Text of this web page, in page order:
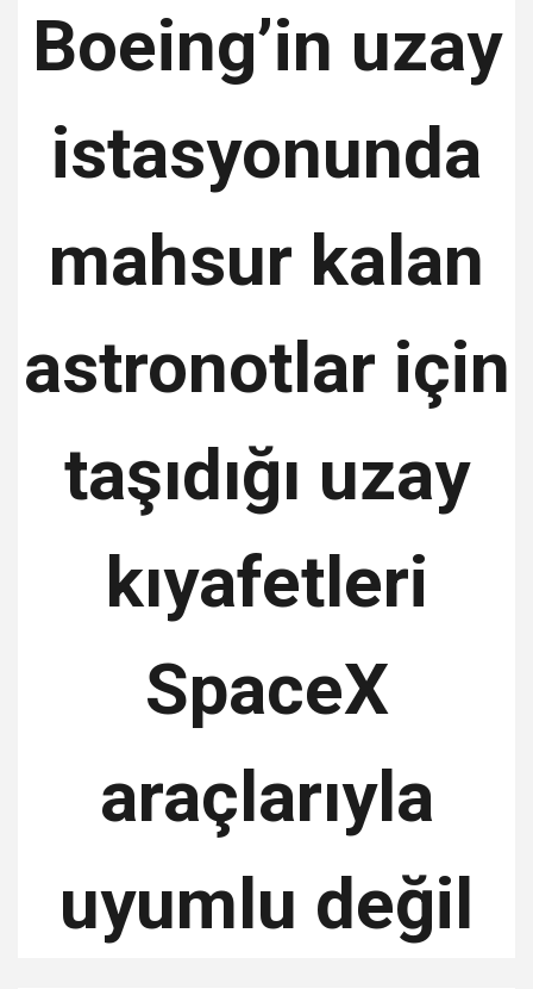
Boeing’in uzay
istasyonunda
mahsur kalan
astronotlar için
taşıdığı uzay
kıyafetleri
SpaceX
araçlarıyla
uyumlu değil